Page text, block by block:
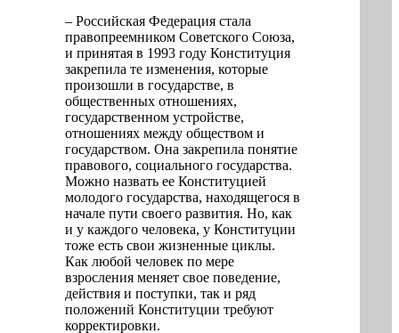
– Российская Федерация стала
правопреемником Советского Союза,
и принятая в 1993 году Конституция
закрепила те изменения, которые
произошли в государстве, в
общественных отношениях,
государственном устройстве,
отношениях между обществом и
государством. Она закрепила понятие
правового, социального государства.
Можно назвать ее Конституцией
молодого государства, находящегося в
начале пути своего развития. Но, как
и у каждого человека, у Конституции
тоже есть свои жизненные циклы.
Как любой человек по мере
взросления меняет свое поведение,
действия и поступки, так и ряд
положений Конституции требуют
корректировки.